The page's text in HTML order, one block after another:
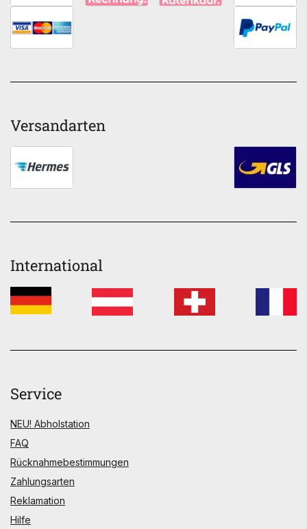
Versandarten
International
Service
NEU! Abholstation
FAQ
Rücknahmebestimmungen
Zahlungsarten
Reklamation
Hilfe